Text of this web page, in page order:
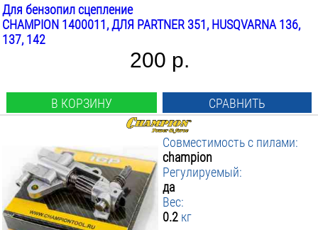
Для бензопил сцепление
CHAMPION 1400011, ДЛЯ PARTNER 351, HUSQVARNA 136,
137, 142
200 р.
В КОРЗИНУ СРАВНИТЬ
Совместимость с пилами:
champion
Регулируемый:
да
Вес:
0.2 кг